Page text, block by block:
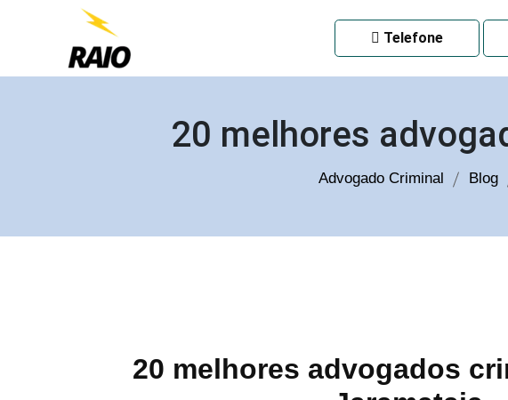
Telefone
20 melhores
Advogado Criminal Blog
20 melhores advogados